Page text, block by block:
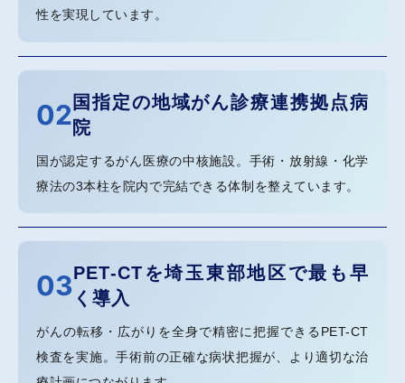
性を実現しています。
02国指定の地域がん診療連携拠点病
院
国が認定するがん医療の中核施設。手術・放射線・化学
療法の3本柱を院内で完結できる体制を整えています。
03PET-CTを埼玉東部地区で最も早
く導入
がんの転移・広がりを全身で精密に把握できるPET-CT
検査を実施。手術前の正確な病状把握が、より適切な治